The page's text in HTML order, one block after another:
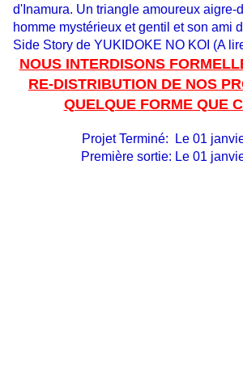
d'Inamura. Un triangle amoureux aigre-
homme mystérieux et gentil et son ami
Side Story de YUKIDOKE NO KOI (A
NOUS INTERDISONS
RE-DISTRIBUTION DE NOS
QUELQUE FORME QUE
Projet Terminé: Le 01
Première sortie: Le 01